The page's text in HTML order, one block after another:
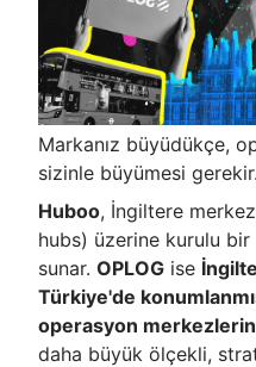
Markanız büyüdükçe,
sizinle büyümesi gerekir.
Huboo, İngiltere
hubs) üzerine kurulu
sunar. OPLOG ise
Türkiye'de
operasyon
daha büyük ölçekli,